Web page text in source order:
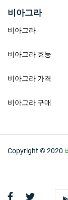
비아그라
비아그라
비아그라 효능
비아그라 가격
비아그라 구매
Copyright © 2020